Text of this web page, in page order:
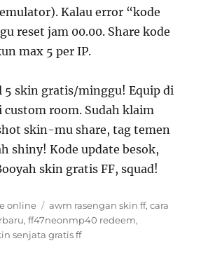
Kalau error “kode
reset jam 00.00. Share kode
max 5 per IP.
skin gratis/minggu! Equip di
room. Sudah klaim
skin-mu share, tag temen
shiny! Kode update besok,
skin gratis FF, squad!
online Tags
awm rasengan skin ff,cara
,ff47neonmp40 redeem,
senjata gratis ff